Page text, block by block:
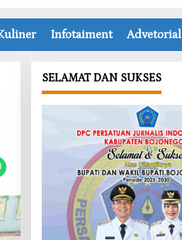
Infotaiment Advetorial
SELAMAT DAN SUKSES